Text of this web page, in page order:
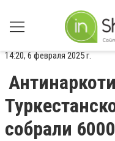
14:20, 6 февраля 2025 г.
собрали